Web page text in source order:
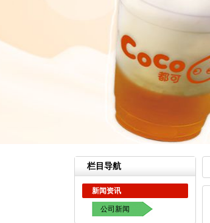
栏目导航
新闻资讯
公司新闻